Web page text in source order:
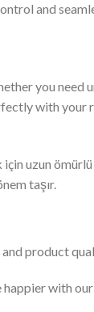
and
you need
with your
için uzun
taşır.
product
with